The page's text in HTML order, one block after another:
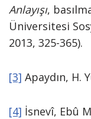
Anlayışı,
Üniversitesi
2013, 325-365).
[3] Apaydın, H.
[4] İsnevî, Ebû